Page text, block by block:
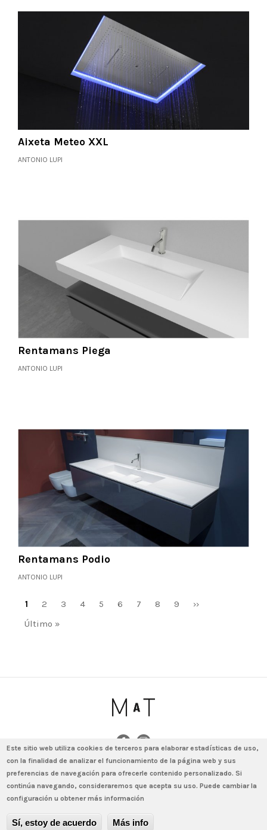
Aixeta Meteo XXL
ANTONIO LUPI
Rentamans Piega
ANTONIO LUPI
Rentamans Podio
ANTONIO LUPI
Pàgina
actual
1 Pàgina
2 Pàgina
3 Pàgina
4 Pàgina
5 Pàgina
6 Pàgina
7 Pàgina
8 Pàgina
9
Pàgina
››
Última
Último »
© 2020 - MAT by MINIM · Amigó 78-80, bajos (local) · 08021 Barcelona ·
T. (+34) 931 640 603 · info@matminim.com
Menú
Avís legal Política de protecció de dades
Este sitio web utiliza cookies de terceros para elaborar estadísticas de uso,
con la finalidad de analizar el funcionamiento de la página web y sus
preferencias de navegación para ofrecerle contenido personalizado. Si
continúa navegando, consideraremos que acepta su uso. Puede cambiar la
configuración u obtener más información
Sí, estoy de acuerdo Más info